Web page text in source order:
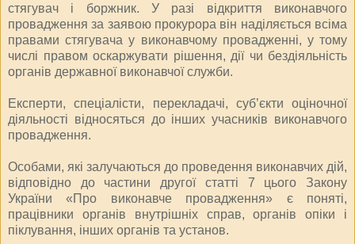
стягувач і боржник. У разі відкриття виконавчого
провадження за заявою прокурора він наділяється всіма
правами стягувача у виконавчому провадженні, у тому
числі правом оскаржувати рішення, дії чи бездіяльність
органів державної виконавчої служби.
Експерти, спеціалісти, перекладачі, суб’єкти оціночної
діяльності відносяться до інших учасників виконавчого
провадження.
Особами, які залучаються до проведення виконавчих дій,
відповідно до частини другої статті 7 цього Закону
України «Про виконавче провадження» є поняті,
працівники органів внутрішніх справ, органів опіки і
піклування, інших органів та установ.